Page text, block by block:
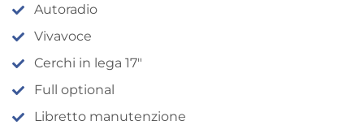
Autoradio
Vivavoce
Cerchi in lega 17″
Full optional
Libretto manutenzione